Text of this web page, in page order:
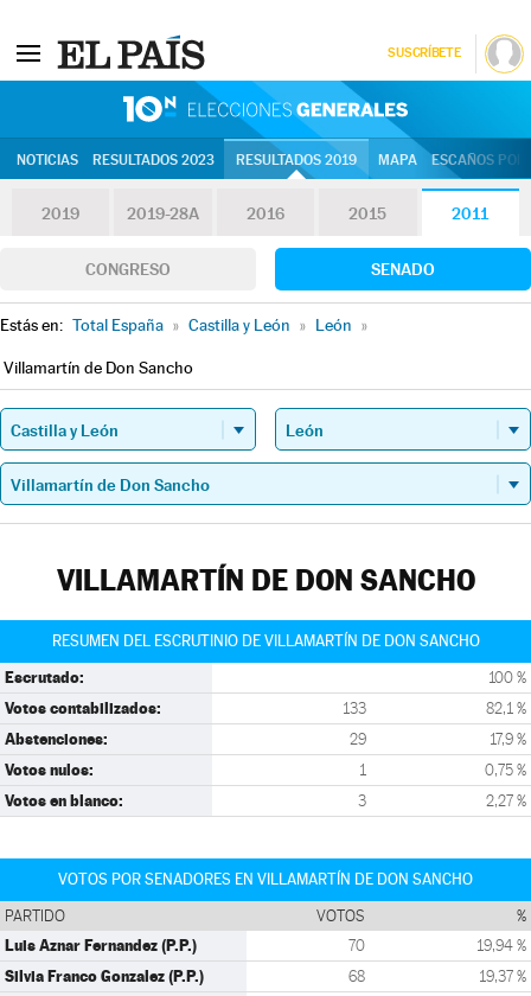
SUSCRÍBETE
NOTICIAS RESULTADOS 2023 RESULTADOS 2019 MAPA ESCAÑOS
2019 2019-28A 2016 2015 2011
CONGRESO SENADO
Estás en: Total España » Castilla y León » León »
Villamartín de Don Sancho
VILLAMARTÍN DE DON SANCHO
RESUMEN DEL ESCRUTINIO DE VILLAMARTÍN DE DON SANCHO
Escrutado: 100 %
Votos contabilizados: 133 82,1 %
Abstenciones: 29 17,9 %
Votos nulos: 1 0,75 %
Votos en blanco: 3 2,27 %
VOTOS POR SENADORES EN VILLAMARTÍN DE DON SANCHO
PARTIDO VOTOS %
Luis Aznar Fernandez (P.P.) 70 19,94 %
Silvia Franco Gonzalez (P.P.) 68 19,37 %